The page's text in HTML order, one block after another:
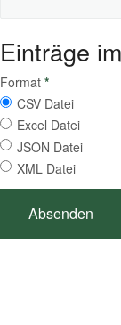
Einträge
Format *
CSV Datei
Excel Datei
JSON Datei
XML Datei